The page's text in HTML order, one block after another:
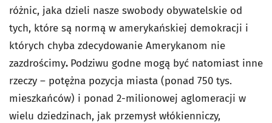
różnic, jaka dzieli nasze swobody obywatelskie od
tych, które są normą w amerykańskiej demokracji i
których chyba zdecydowanie Amerykanom nie
zazdrościmy. Podziwu godne mogą być natomiast inne
rzeczy – potężna pozycja miasta (ponad 750 tys.
mieszkańców) i ponad 2-milionowej aglomeracji w
wielu dziedzinach, jak przemysł włókienniczy,